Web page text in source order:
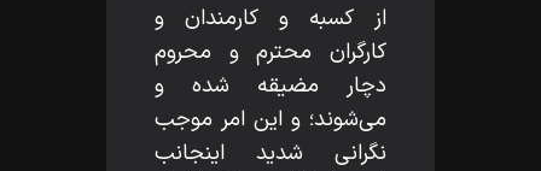
از كسبه و كارمندان و
كارگران محترم و محروم
دچار مضيقه شده و
مى‌شوند؛ و اين امر موجب
نگرانى شديد اينجانب